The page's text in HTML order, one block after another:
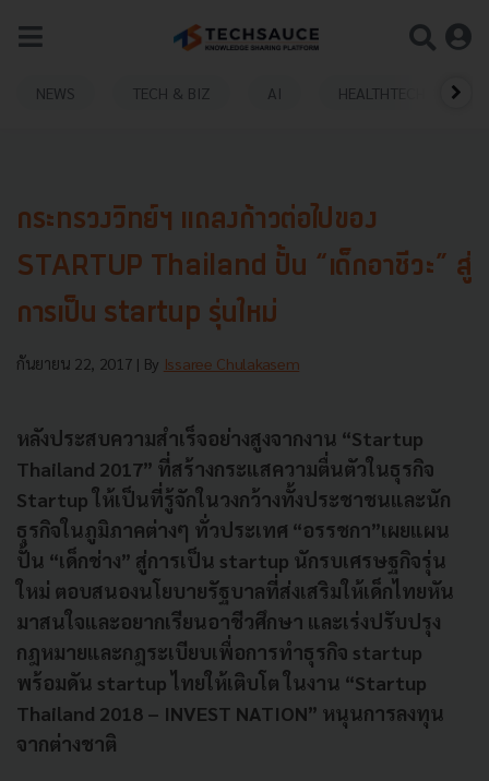
NEWS TECH & BIZ AI HEALTHTECH
กระทรวงวิทย์ฯ แถลงก้าวต่อไปของ
STARTUP Thailand ปั้น “เด็กอาชีวะ” สู่
การเป็น startup รุ่นใหม่
กันยายน 22, 2017 | By Issaree Chulakasem
หลังประสบความสำเร็จอย่างสูงจากงาน “Startup
Thailand 2017” ที่สร้างกระแสความตื่นตัวในธุรกิจ
Startup ให้เป็นที่รู้จักในวงกว้างทั้งประชาชนและนัก
ธุรกิจในภูมิภาคต่างๆ ทั่วประเทศ “อรรชกา”เผยแผน
ปั้น “เด็กช่าง” สู่การเป็น startup นักรบเศรษฐกิจรุ่น
ใหม่ ตอบสนองนโยบายรัฐบาลที่ส่งเสริมให้เด็กไทยหัน
มาสนใจและอยากเรียนอาชีวศึกษา และเร่งปรับปรุง
กฎหมายและกฎระเบียบเพื่อการทำธุรกิจ startup
พร้อมดัน startup ไทยให้เติบโต ในงาน “Startup
Thailand 2018 – INVEST NATION” หนุนการลงทุน
จากต่างชาติ